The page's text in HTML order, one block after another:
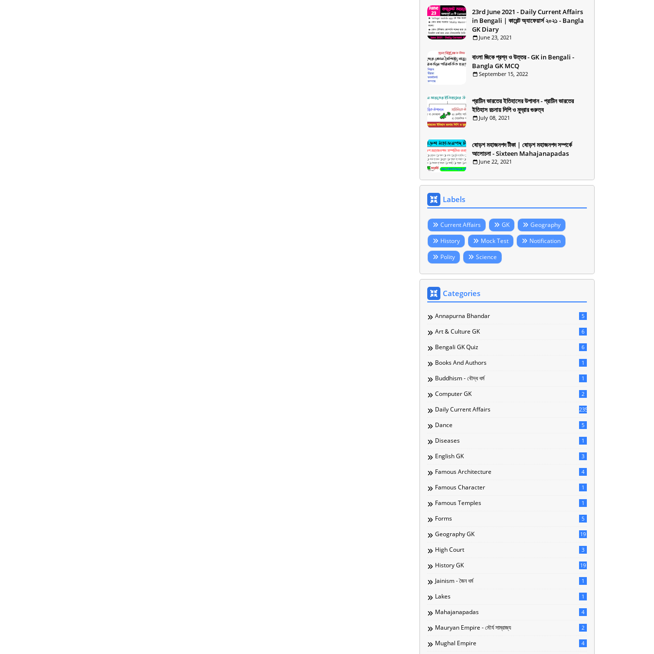
23rd June 2021 - Daily Current Affairs
in Bengali | কারেন্ট অ্যাফেয়ার্স ২০২১ - Bangla
GK Diary
June 23, 2021
বাংলা জিকে প্রশ্ন ও উত্তর - GK in Bengali -
Bangla GK MCQ
September 15, 2022
প্রাচীন ভারতের ইতিহাসের উপাদান - প্রাচীন ভারতের
ইতিহাস রচনায় লিপি ও মুদ্রার গুরুত্ব
July 08, 2021
ষোড়শ মহাজনপদ টীকা | ষোড়শ মহাজনপদ সম্পর্কে
আলোচনা - Sixteen Mahajanapadas
June 22, 2021
Labels
Current Affairs GK
Geography
History
Mock Test
Notification
Polity
Science
Categories
Annapurna Bhandar 5
Art & Culture GK 6
Bengali GK Quiz 6
Books And Authors 1
Buddhism - বৌদ্ধ ধর্ম 1
Computer GK 2
Daily Current Affairs 235
Dance 5
Diseases 1
English GK 3
Famous Architecture 4
Famous Character 1
Famous Temples 1
Forms 5
Geography GK 19
High Court 3
History GK 19
Jainism - জৈন ধর্ম 1
Lakes 1
Mahajanapadas 4
Mauryan Empire - মৌর্য সাম্রাজ্য 2
Mughal Empire 4